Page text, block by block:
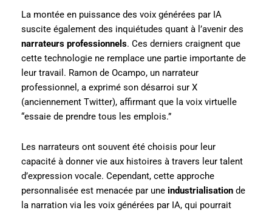
La montée en puissance des voix générées par IA
suscite également des inquiétudes quant à l’avenir des
narrateurs professionnels. Ces derniers craignent que
cette technologie ne remplace une partie importante de
leur travail. Ramon de Ocampo, un narrateur
professionnel, a exprimé son désarroi sur X
(anciennement Twitter), affirmant que la voix virtuelle
“essaie de prendre tous les emplois.”
Les narrateurs ont souvent été choisis pour leur
capacité à donner vie aux histoires à travers leur talent
d’expression vocale. Cependant, cette approche
personnalisée est menacée par une industrialisation de
la narration via les voix générées par IA, qui pourrait